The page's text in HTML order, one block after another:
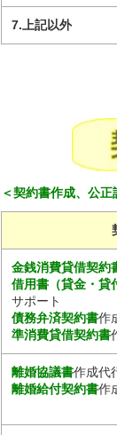
7.上記以外
＜契約書作成、公
金銭消費貸借契約
借用書（貸金・貸
サポート
債務弁済契約書作
準消費貸借契約書
離婚協議書作成代
離婚給付契約書作